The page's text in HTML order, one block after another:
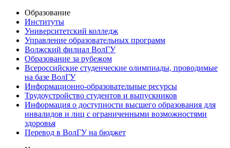
Образование
Институты
Университетский колледж
Управление образовательных программ
Волжский филиал ВолГУ
Образование за рубежом
Всероссийские студенческие олимпиады, проводимые
на базе ВолГУ
Информационно-образовательные ресурсы
Трудоустройство студентов и выпускников
Информация о доступности высшего образования для
инвалидов и лиц с ограниченными возможностями
здоровья
Перевод в ВолГУ на бюджет